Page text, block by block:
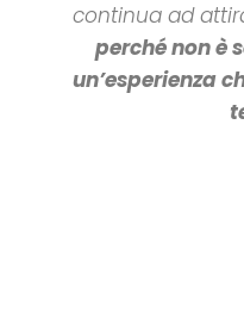
continua ad
perché non è
un’esperienza